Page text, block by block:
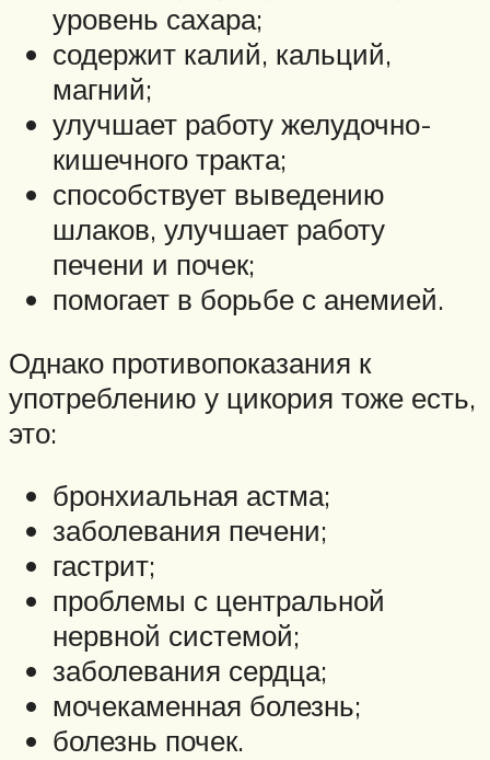
уровень сахара;
содержит калий, кальций,
магний;
улучшает работу желудочно-
кишечного тракта;
способствует выведению
шлаков, улучшает работу
печени и почек;
помогает в борьбе с анемией.
Однако противопоказания к
употреблению у цикория тоже есть,
это:
бронхиальная астма;
заболевания печени;
гастрит;
проблемы с центральной
нервной системой;
заболевания сердца;
мочекаменная болезнь;
болезнь почек.